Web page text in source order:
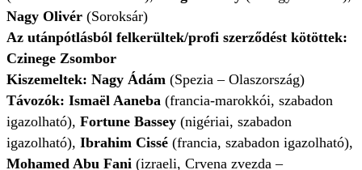
Nagy Olivér (Soroksár)
Az utánpótlásból felkerültek/profi szerződést kötöttek:
Czinege Zsombor
Kiszemeltek: Nagy Ádám (Spezia – Olaszország)
Távozók: Ismaël Aaneba (francia-marokkói, szabadon
igazolható), Fortune Bassey (nigériai, szabadon
igazolható), Ibrahim Cissé (francia, szabadon igazolható),
Mohamed Abu Fani (izraeli, Crvena zvezda –